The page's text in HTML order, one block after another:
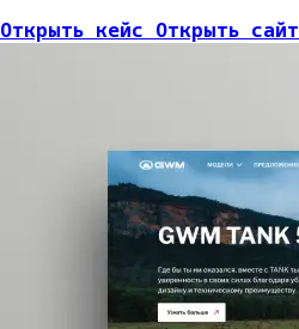
Открыть кейс Открыть сайт